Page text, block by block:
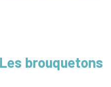
brouquetons